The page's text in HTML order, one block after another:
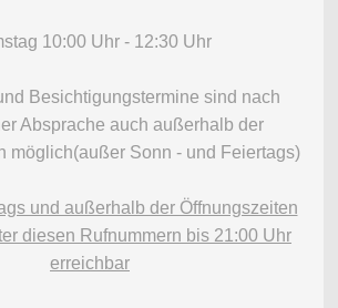
10:00 Uhr - 12:30 Uhr
Besichtigungstermine sind nach
Absprache auch außerhalb der
möglich(außer Sonn - und Feiertags)
und außerhalb der Öffnungszeiten
diesen Rufnummern bis 21:00 Uhr
erreichbar